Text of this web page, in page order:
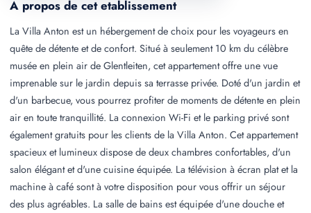
A propos de cet etablissement
La Villa Anton est un hébergement de choix pour les voyageurs en
quête de détente et de confort. Situé à seulement 10 km du célèbre
musée en plein air de Glentleiten, cet appartement offre une vue
imprenable sur le jardin depuis sa terrasse privée. Doté d'un jardin et
d'un barbecue, vous pourrez profiter de moments de détente en plein
air en toute tranquillité. La connexion Wi-Fi et le parking privé sont
également gratuits pour les clients de la Villa Anton. Cet appartement
spacieux et lumineux dispose de deux chambres confortables, d'un
salon élégant et d'une cuisine équipée. La télévision à écran plat et la
machine à café sont à votre disposition pour vous offrir un séjour
des plus agréables. La salle de bains est équipée d'une douche et